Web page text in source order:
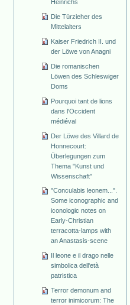
Heinrichs
Die Türzieher des
Mittelalters
Kaiser Friedrich II. und
der Löwe von Anagni
Die romanischen
Löwen des Schleswiger
Doms
Pourquoi tant de lions
dans l'Occident
médiéval
Der Löwe des Villard de
Honnecourt:
Überlegungen zum
Thema "Kunst und
Wissenschaft"
"Conculabis leonem...".
Some iconographic and
iconologic notes on
Early-Christian
terracotta-lamps with
an Anastasis-scene
Il leone e il drago nelle
simbolica dell'età
patristica
Terror demonum and
terror inimicorum: The